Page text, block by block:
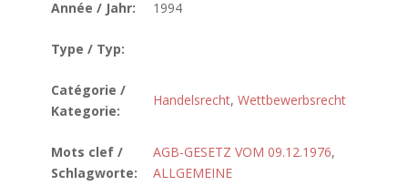
Année / Jahr: 1994
Type / Typ:
Catégorie /
Kategorie:
Handelsrecht, Wettbewerbsrecht
Mots clef /
Schlagworte:
AGB-GESETZ VOM 09.12.1976,
ALLGEMEINE